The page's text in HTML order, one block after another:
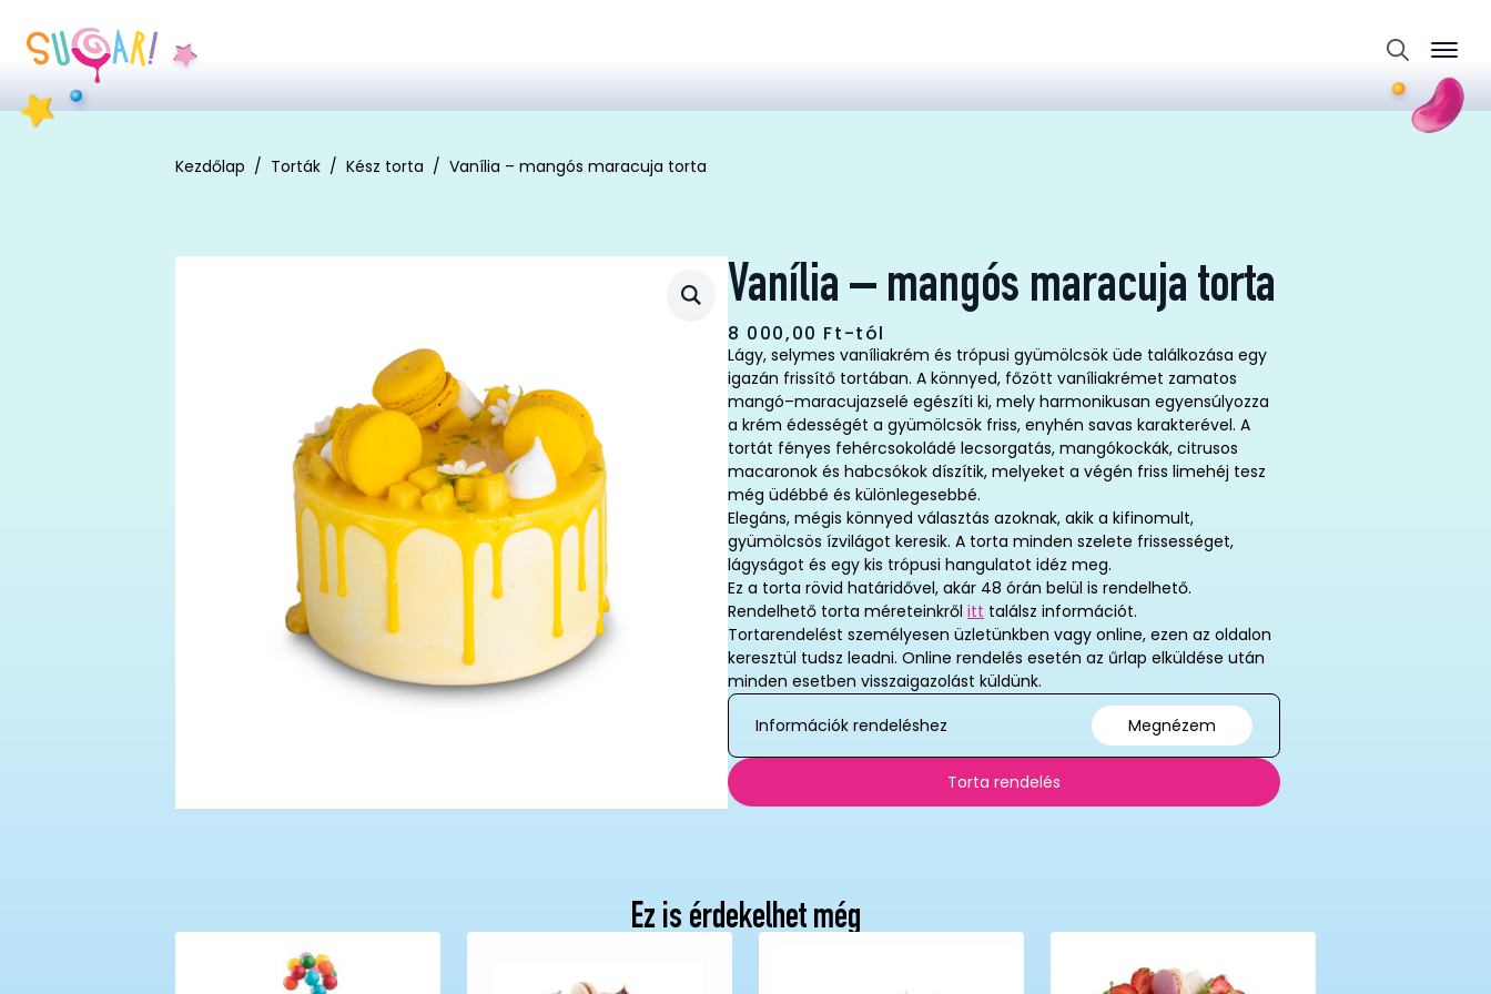
for:
Kezdőlap Torták Kész torta Vanília – mangós maracuja torta
Vanília – mangós maracuja torta
8 000,00 Ft-tól
Lágy, selymes vaníliakrém és trópusi gyümölcsök üde találkozása egy
igazán frissítő tortában. A könnyed, főzött vaníliakrémet zamatos
mangó–maracujazselé egészíti ki, mely harmonikusan egyensúlyozza
a krém édességét a gyümölcsök friss, enyhén savas karakterével. A
tortát fényes fehércsokoládé lecsorgatás, mangókockák, citrusos
macaronok és habcsókok díszítik, melyeket a végén friss limehéj tesz
még üdébbé és különlegesebbé.
Elegáns, mégis könnyed választás azoknak, akik a kifinomult,
gyümölcsös ízvilágot keresik. A torta minden szelete frissességet,
lágyságot és egy kis trópusi hangulatot idéz meg.
Ez a torta rövid határidővel, akár 48 órán belül is rendelhető.
Rendelhető torta méreteinkről itt találsz információt.
Tortarendelést személyesen üzletünkben vagy online, ezen az oldalon
keresztül tudsz leadni. Online rendelés esetén az űrlap elküldése után
minden esetben visszaigazolást küldünk.
Információk rendeléshez
Megnézem
Torta rendelés
Ez is érdekelhet még